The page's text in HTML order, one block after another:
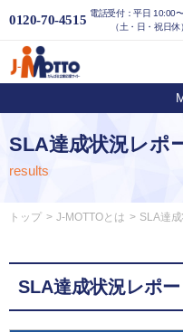
0120-70-4515 電話受付：平日 10:00
（土・日・祝日休）
SLA達成状況レポ
results
トップ J-MOTTOとは SLA達
SLA達成状況レポー